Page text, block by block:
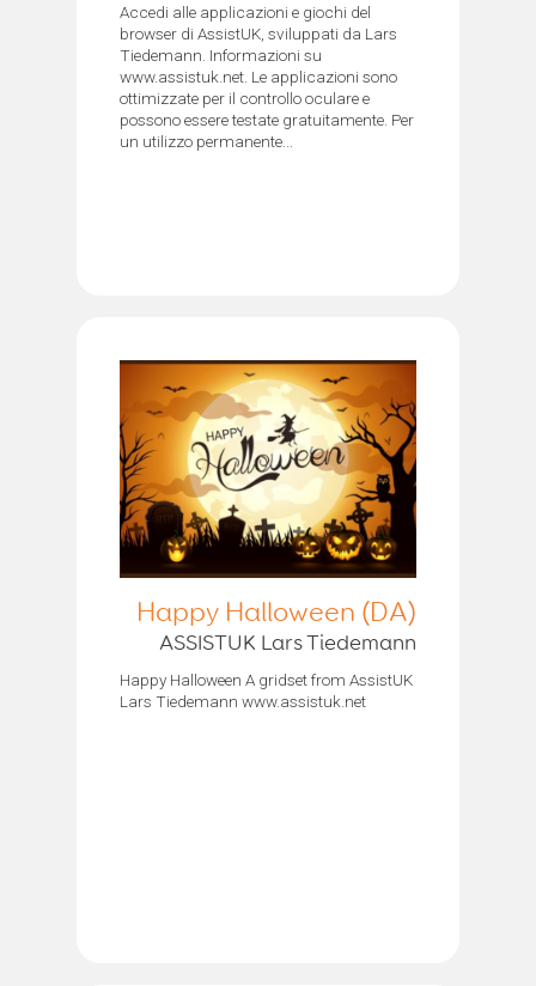
Accedi alle applicazioni e giochi del
browser di AssistUK, sviluppati da Lars
Tiedemann. Informazioni su
www.assistuk.net. Le applicazioni sono
ottimizzate per il controllo oculare e
possono essere testate gratuitamente. Per
un utilizzo permanente...
Happy Halloween (DA)
ASSISTUK Lars Tiedemann
Happy Halloween A gridset from AssistUK
Lars Tiedemann www.assistuk.net